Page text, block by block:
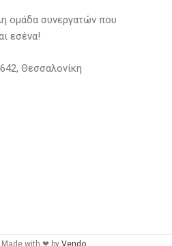
ομάδα συνεργατών που
εσένα!
Θεσσαλονίκη
Made with ❤ by Vendo.